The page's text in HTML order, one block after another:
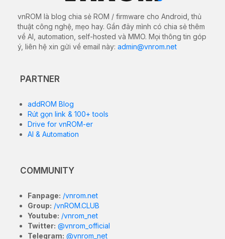
vnROM là blog chia sẻ ROM / firmware cho Android, thủ
thuật công nghệ, mẹo hay. Gần đây mình có chia sẻ thêm
về AI, automation, self-hosted và MMO. Mọi thông tin góp
ý, liên hệ xin gửi về email này: admin@vnrom.net
PARTNER
addROM Blog
Rút gọn link & 100+ tools
Drive for vnROM-er
AI & Automation
COMMUNITY
Fanpage: /vnrom.net
Group: /vnROM.CLUB
Youtube: /vnrom_net
Twitter: @vnrom_official
Telegram: @vnrom_net